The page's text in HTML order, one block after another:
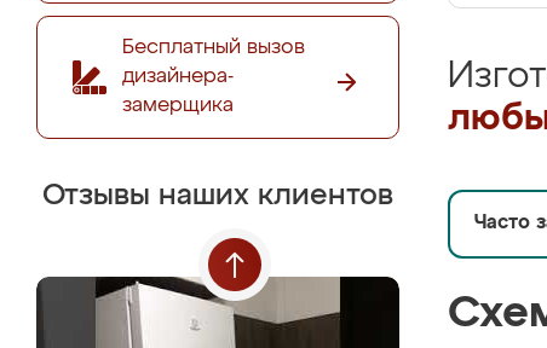
Бесплатный вызов
дизайнера-
замерщика
Отзывы наших клиентов
Часто